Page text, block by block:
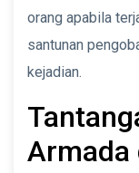
orang apabila
santunan
kejadian.
Armada